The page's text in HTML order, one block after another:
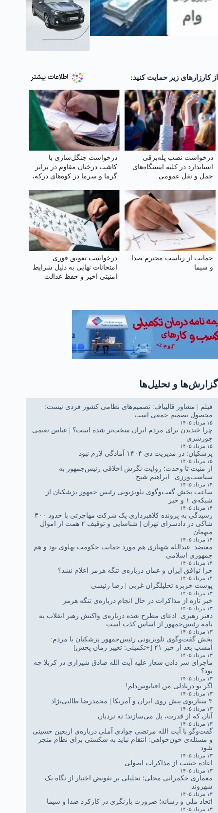
از کارزارهای زیر حمایت کنید:
درخواست نصب پله‌برقی
استاندارد در کلیه ایستگاه‌های
حمل‌ و نقل عمومی
درخواست جنگل‌سازی با
کاشت درختان مقاوم در برابر
گرما و سرما در کوه‌های درکه،
حمایت از ریاست محترم صدا
و سیما
درخواست تعویق فوری
امتحانات نهایی به دلیل شرایط
امنیتی اخیر و حفظ عدالت
گزارش‌ها و تحلیل‌ها
فیلم | مشاور قالیباف: تصمیم‌های نظامی کشور فردی نیست؛
محصول تصمیم جمعی است
۱۵ مرداد ۱۴۰۵
چرا خندیدن برای مردم ایران سخت‌تر شده است؟ | عباس نعیمی
جورشری
۱۵ مرداد ۱۴۰۵
پزشکیان: در مدیریت دی ۱۴۰۴ آمادگی لازم نبود
۱۵ مرداد ۱۴۰۵
از منیت تا وحدت؛ روایت نگرش اخلاقی رئیس‌جمهور به
سیاست‌ورزی | ابراهیم شیخ
۱۴ مرداد ۱۴۰۵
ساعت پخش گفت‌وگوی تلویزیونی رئیس جمهور پزشکیان از
شبکه‌ی ۱ و خبر
۱۴ مرداد ۱۴۰۵
رسیدگی به پرونده کلاهبرداری یک شرکت مهاجرتی با حدود ۳۰۰
شاکی در دادسرای تهران | شناسایی و توقیف ۲ همت از اموال
متهمان
۱۴ مرداد ۱۴۰۵
معتضد: عبدالله شهبازی هم مورد حمایت حکومت پهلوی بود و هم
جمهوری اسلامی
۱۴ مرداد ۱۴۰۵
چرا توافق ایران و عمان درباره‌ی تنگه هرمز اعلام نشد؟
۱۴ مرداد ۱۴۰۵
پوست خربزه تحلیلگران غربی | رضا رئیسی
۱۳ مرداد ۱۴۰۵
خبر تازه از مذاکرات در حال انجام درباره‌ی تنگه هرمز
۱۳ مرداد ۱۴۰۵
دفتر رهبری: ادعای مطرح شده درباره‌ی واکنش رهبر انقلاب به
نامه رئیس‌جمهور از اساس کذب است
۱۳ مرداد ۱۴۰۵
پخش گفت‌وگوی تلویزیونی رئیس‌جمهور پزشکیان با مردم:
امشب بعد از خبر ۲۱ [+تکمیلی: تغییر زمان پخش]
۱۳ مرداد ۱۴۰۵
ماجرای سر دادن شعار علیه آیت الله صادق شیرازی در کربلا چه
بود؟
۱۳ مرداد ۱۴۰۵
اگر تو دریادلی من اقیانوس‌دلم!
۱۳ مرداد ۱۴۰۵
۳ سناریوی پیش روی ایران و آمریکا | محمدرضا طالبی‌نژاد
۱۳ مرداد ۱۴۰۵
آنان که از قدرت، پل می‌سازند؛ نه نردبان
۱۳ مرداد ۱۴۰۵
گفت‌وگو با آیت الله مرتضی جوادی آملی درباره‌ی اربعین حسینی
و مسئله‌ی خون‌خواهی: انتقام نباید به شکستی برای نظام منجر
شود
۱۳ مرداد ۱۴۰۵
اعاده حیثیت از مذاکرات اصولی
۱۳ مرداد ۱۴۰۵
معماری حکمرانی محلی؛ تحلیلی بر تفویض اختیار از نگاه یک
شهروند
۱۳ مرداد ۱۴۰۵
اتحاد ملی و رسانه؛ ضرورت بازنگری در کارکرد صدا و سیما
۱۳ مرداد ۱۴۰۵